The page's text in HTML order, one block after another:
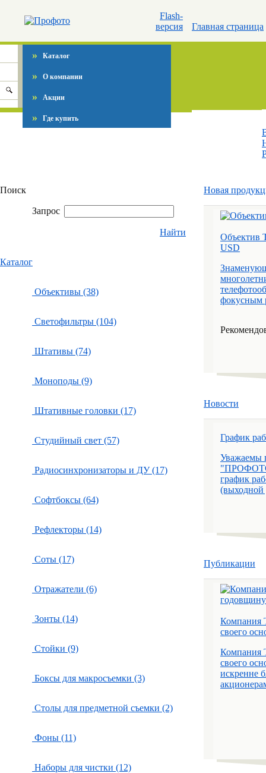
Flash-
версия
Главная страница
» Каталог
» О компании
» Акции
» Где купить
Поиск
Запрос
Найти
Каталог
Объективы (38)
Светофильтры (104)
Штативы (74)
Моноподы (9)
Штативные головки (17)
Студийный свет (57)
Радиосинхронизаторы и ДУ (17)
Софтбоксы (64)
Рефлекторы (14)
Соты (17)
Отражатели (6)
Зонты (14)
Стойки (9)
Боксы для макросъемки (3)
Столы для предметной съемки (2)
Фоны (11)
Наборы для чистки (12)
Новая
Объектив
USD
фокусным
Новости
График
Уважаемы
график
(выходной
Публикации
Компания
своего
Компания
своего
искренне